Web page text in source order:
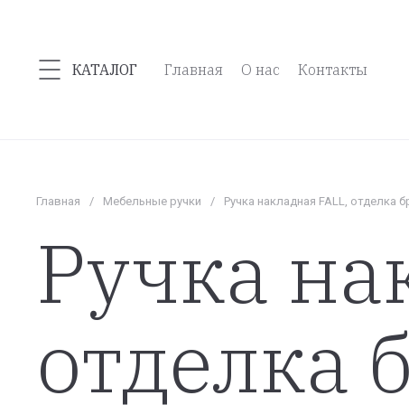
КАТАЛОГ Главная О нас Контакты
Главная / Мебельные ручки / Ручка накладная FALL, отделка
Ручка
отделка